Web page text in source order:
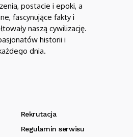
postacie i epoki, a
fascynujące fakty i
naszą cywilizację.
historii i
dnia.
Rekrutacja
Regulamin serwisu